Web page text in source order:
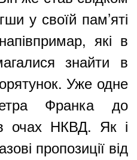
у своїй пам’яті
які в
знайти в
Уже одне
Франка до
в очах НКВД. Як і
пропозиції від